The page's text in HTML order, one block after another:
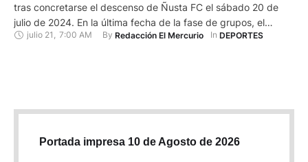
tras concretarse el descenso de Ñusta FC el sábado 20 de
julio de 2024. En la última fecha de la fase de grupos, el
conjunto violeta sucumbió de local por 0-2 contra Universidad
julio 21 , 7:00 AM By Redacción El Mercurio In DEPORTES
Portada impresa 10 de Agosto de 2026